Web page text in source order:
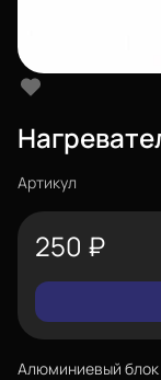
Артикул
250 ₽
Алюминиевый блок